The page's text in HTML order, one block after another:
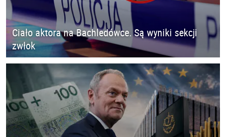
Ciało aktora na Bachledówce. Są wyniki sekcji
zwłok